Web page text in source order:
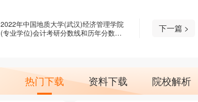
2022年中国地质大学(武汉)经济管理学院
(专业学位)会计考研分数线和历年分数线
下一篇 >
热门下载 资料下载 院校解析